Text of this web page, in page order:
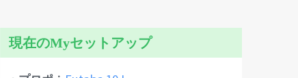
現在のMyセットアップ